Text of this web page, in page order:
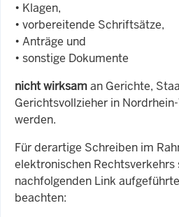
• Klagen,
• vorbereitende Schriftsätze,
• Anträge und
• sonstige Dokumente
nicht wirksaman Gerichte,
Gerichtsvollzieher in
werden.
Für derartige Schreiben im
elektronischen
nachfolgenden Link
beachten: